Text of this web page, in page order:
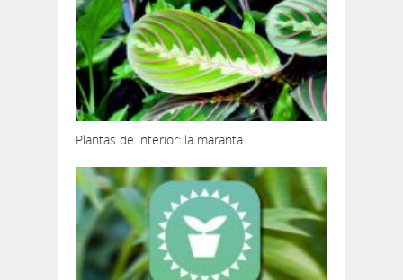
Plantas de interior: la maranta